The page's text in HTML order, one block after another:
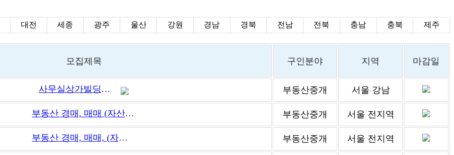
대전 세종 광주 울산 강원 경남 경북 전남 전북 충남 충북 제주
모집제목 구인분야 지역 마감일
사무실상가빌딩매매 중개 함께 하실 분 !!! 부동산중개 서울 강남
부동산 경매, 매매 (자산관리) 직원 채용 부동산중개 서울 전지역
부동산 경매, 매매, (자산관리) 직원 채용 부동산중개 서울 전지역